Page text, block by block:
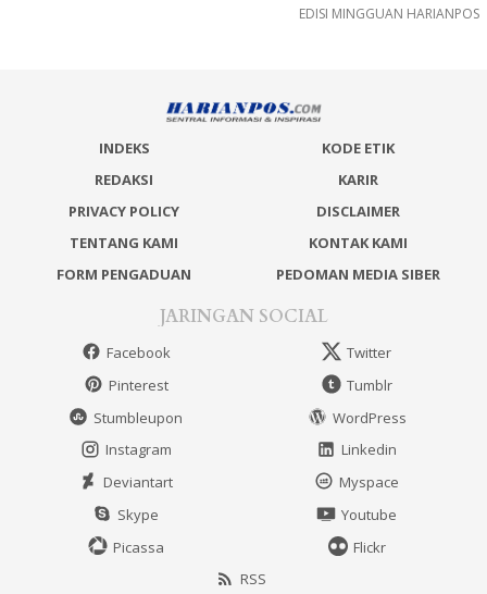
EDISI MINGGUAN HARIANPOS
INDEKS
KODE ETIK
REDAKSI
KARIR
PRIVACY POLICY
DISCLAIMER
TENTANG KAMI
KONTAK KAMI
FORM PENGADUAN
PEDOMAN MEDIA SIBER
JARINGAN SOCIAL
Facebook
Twitter
Pinterest
Tumblr
Stumbleupon
WordPress
Instagram
Linkedin
Deviantart
Myspace
Skype
Youtube
Picassa
Flickr
RSS